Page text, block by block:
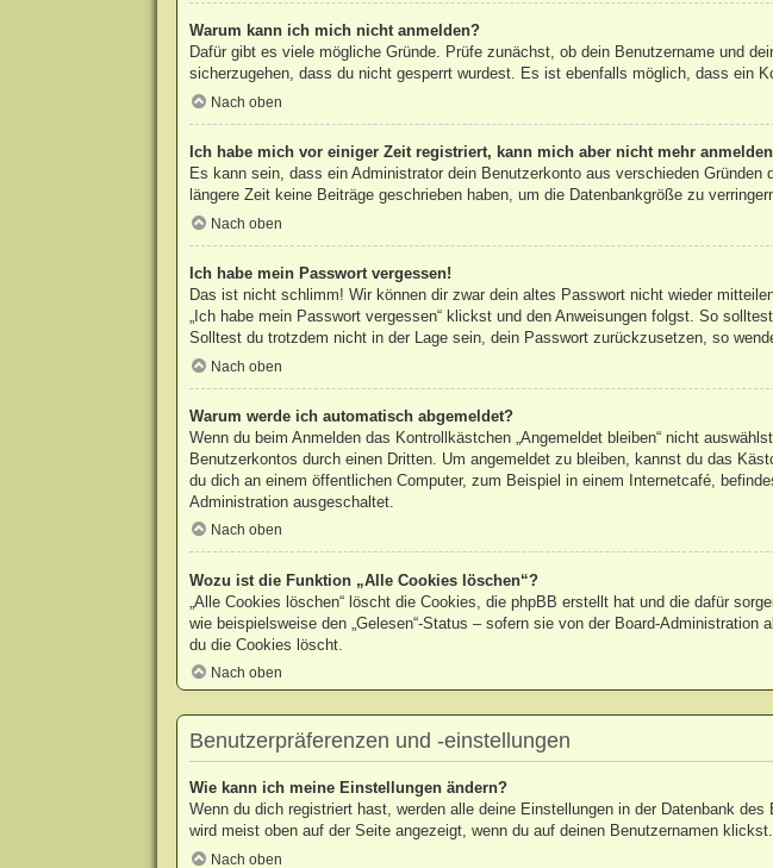
Warum kann ich mich nicht anmelden?
Dafür gibt es viele mögliche Gründe. Prüfe zunächst, ob dein Benutzername und
sicherzugehen, dass du nicht gesperrt wurdest. Es ist ebenfalls möglich, dass ein
Nach oben
Ich habe mich vor einiger Zeit registriert, kann mich aber nicht mehr
Es kann sein, dass ein Administrator dein Benutzerkonto aus verschieden
längere Zeit keine Beiträge geschrieben haben, um die Datenbankgröße zu
Nach oben
Ich habe mein Passwort vergessen!
Das ist nicht schlimm! Wir können dir zwar dein altes Passwort nicht wieder
„Ich habe mein Passwort vergessen“ klickst und den Anweisungen folgst. So
Solltest du trotzdem nicht in der Lage sein, dein Passwort zurückzusetzen, so
Nach oben
Warum werde ich automatisch abgemeldet?
Wenn du beim Anmelden das Kontrollkästchen „Angemeldet bleiben“ nicht
Benutzerkontos durch einen Dritten. Um angemeldet zu bleiben, kannst du das
du dich an einem öffentlichen Computer, zum Beispiel in einem Internetcafé,
Administration ausgeschaltet.
Nach oben
Wozu ist die Funktion „Alle Cookies löschen“?
„Alle Cookies löschen“ löscht die Cookies, die phpBB erstellt hat und die dafür
wie beispielsweise den „Gelesen“-Status – sofern sie von der Board-
du die Cookies löscht.
Nach oben
Benutzerpräferenzen und -einstellungen
Wie kann ich meine Einstellungen ändern?
Wenn du dich registriert hast, werden alle deine Einstellungen in der Datenbank
wird meist oben auf der Seite angezeigt, wenn du auf deinen Benutzernamen
Nach oben